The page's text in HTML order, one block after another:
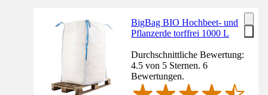
BigBag BIO Hochbeet- und
Pflanzerde torffrei 1000 L
Durchschnittliche Bewertung:
4.5 von 5 Sternen. 6
Bewertungen.